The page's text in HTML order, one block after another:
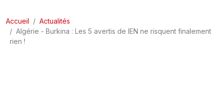
LIGUE 2
Accueil
Actualités
Algérie - Burkina : Les 5 avertis de lEN ne risquent finalement
rien !